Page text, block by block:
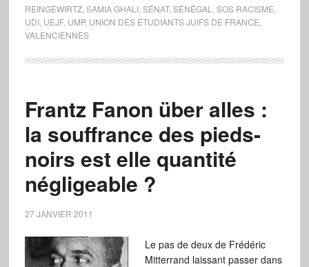
REINGEWIRTZ, SAMIA GHALI, SÉNAT, SÉNÉGAL SOS RACISME
UDI, UEJF, UMP, UNION DES ÉTUDIANTS JUIFS DE FRANCE
VALENCIENNES
Frantz Fanon über alles :
la souffrance des pieds-
noirs est elle quantité
négligeable ?
27 JANVIER 2011
Le pas de deux de Frédéric
Mitterrand laissant passer dans